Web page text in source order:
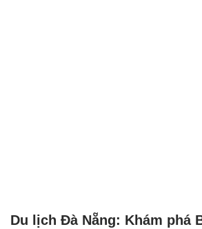
Du lịch Đà Nẵng: Khám phá